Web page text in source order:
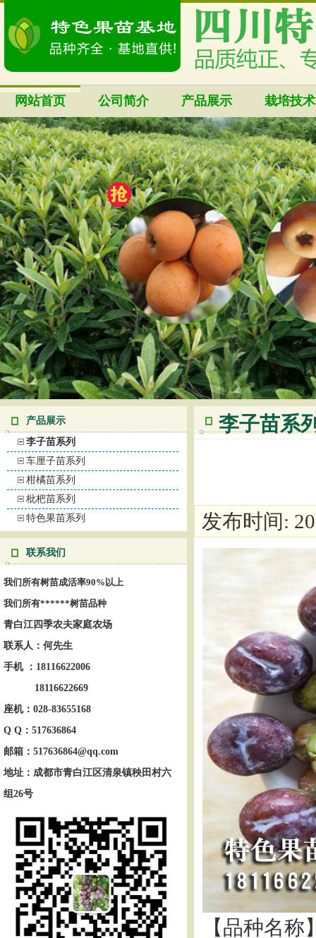
网站首页 公司简介 产品展示 栽培技术
产品展示
李子苗系列
车厘子苗系列
柑橘苗系列
枇杷苗系列
特色果苗系列
联系我们
我们所有树苗成活率90%以上
我们所有******树苗品种
青白江四季农夫家庭农场
联系人：何先生
手机 ： 18116622006
18116622669
座机：028-83655168
Q Q：517636864
邮箱：517636864@qq.com
地址：成都市青白江区清泉镇秧田村六
组26号
李子苗系
发布时间:
【品种名